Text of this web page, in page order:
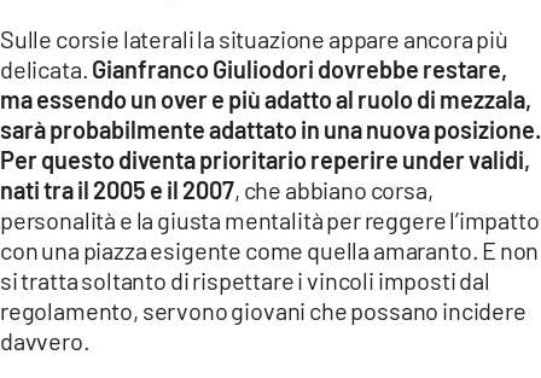
Sulle corsie laterali la situazione appare ancora più
delicata. Gianfranco Giuliodori dovrebbe restare,
ma essendo un over e più adatto al ruolo di mezzala,
sarà probabilmente adattato in una nuova posizione.
Per questo diventa prioritario reperire under validi,
nati tra il 2005 e il 2007, che abbiano corsa,
personalità e la giusta mentalità per reggere l’impatto
con una piazza esigente come quella amaranto. E non
si tratta soltanto di rispettare i vincoli imposti dal
regolamento, servono giovani che possano incidere
davvero.